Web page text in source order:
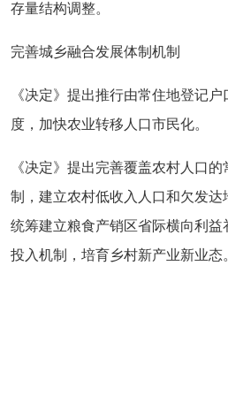
存量结构调整。
完善城乡融合发展体制机制
《决定》提出推行由常住地登记
度，加快农业转移人口市民化。
《决定》提出完善覆盖农村人口
制，建立农村低收入人口和欠发达
统筹建立粮食产销区省际横向利
投入机制，培育乡村新产业新